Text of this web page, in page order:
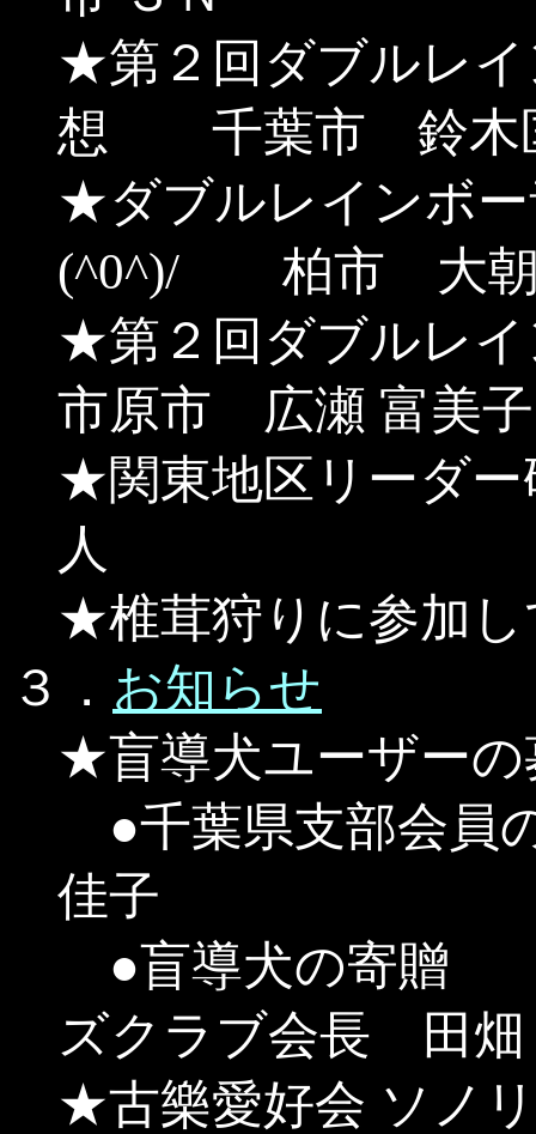
★第２回ダブルレイ
想 千葉市 鈴木
★ダブルレインボ
(^0^)/ 柏市 大朝
★第２回ダブルレ
市原市 広瀬 富美子
★関東地区リーダ
人
★椎茸狩りに参
３． お知らせ
★盲導犬ユーザーの
●千葉県支部会
佳子
●盲導犬の寄贈
ズクラブ会長 田畑
★古樂愛好会 ソノ